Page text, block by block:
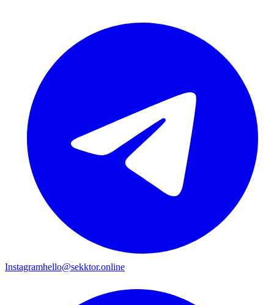
Instagramhello@sekktor.online